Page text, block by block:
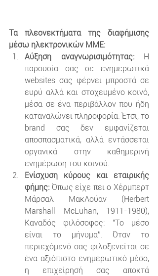
Τα πλεονεκτήματα της διαφήμισης
μέσω ηλεκτρονικών ΜΜΕ:
Αύξηση αναγνωρισιμότητας: Η
παρουσία σας σε ενημερωτικά
websites σας φέρνει μπροστά σε
ευρύ αλλά και στοχευμένο κοινό,
μέσα σε ένα περιβάλλον που ήδη
καταναλώνει πληροφορία. Έτσι, το
brand σας δεν εμφανίζεται
αποσπασματικά, αλλά εντάσσεται
οργανικά στην καθημερινή
ενημέρωση του κοινού.
Ενίσχυση κύρους και εταιρικής
φήμης: Όπως είχε πει ο Χέρμπερτ
Μάρσαλ ΜακΛούαν (Herbert
Marshall McLuhan, 1911-1980),
Καναδός φιλόσοφος: "Το μέσο
είναι το μήνυμα”. Όταν το
περιεχόμενό σας φιλοξενείται σε
ένα αξιόπιστο ενημερωτικό μέσο,
η επιχείρησή σας αποκτά